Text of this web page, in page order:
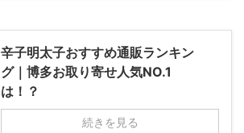
辛子明太子おすすめ通販ランキン
グ｜博多お取り寄せ人気NO.1
は！？
続きを見る